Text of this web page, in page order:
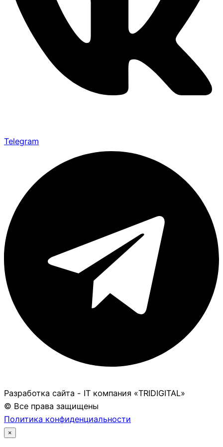
Telegram
Разработка сайта - IT компания «TRIDIGITAL»
© Все права защищены
Политика конфиденциальности
×